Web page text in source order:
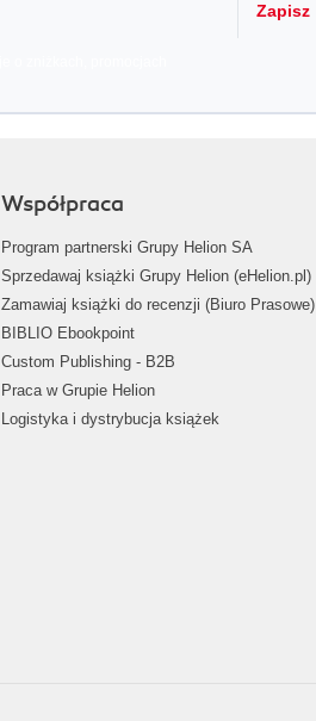
Zapisz
Współpraca
Program partnerski Grupy Helion SA
Sprzedawaj książki Grupy Helion (eHelion.pl)
Zamawiaj książki do recenzji (Biuro Prasowe)
BIBLIO Ebookpoint
Custom Publishing - B2B
Praca w Grupie Helion
Logistyka i dystrybucja książek